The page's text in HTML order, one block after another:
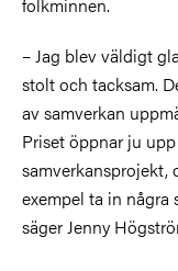
– Jag blev väldigt
stolt och tacksam.
av samverkan
Priset öppnar ju
samverkansprojekt,
exempel ta in några
säger Jenny